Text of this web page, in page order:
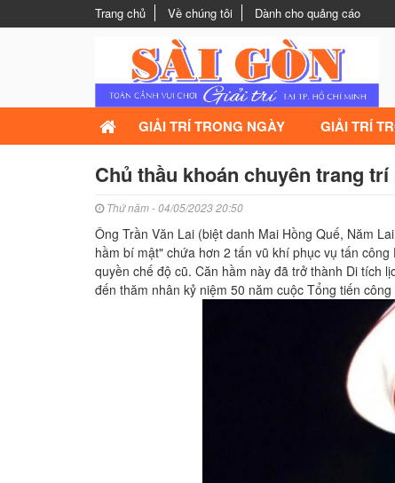
Trang chủ Về chúng tôi Dành cho quảng cáo
GIẢI TRÍ TRONG NGÀY GIẢI TRÍ
Chủ thầu khoán chuyên trang
Thứ năm - 04/05/2023 20:50
Ông Trần Văn Lai (biệt danh Mai Hồng Quế, Năm
hầm bí mật" chứa hơn 2 tấn vũ khí phục vụ tấn
quyền chế độ cũ. Căn hầm này đã trở thành Di tích
đến thăm nhân kỷ niệm 50 năm cuộc Tổng tiến